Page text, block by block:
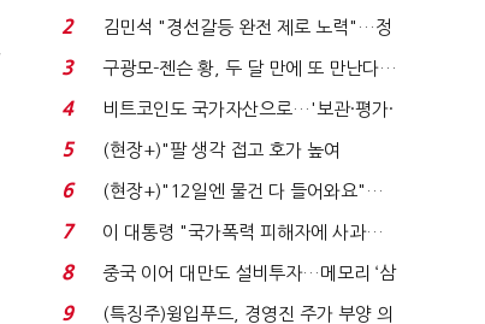
는 추가투표 때리기...
2
김민석 "경선갈등 완전 제로 노력"…정
청래 "반명 공세 사...
3
구광모-젠슨 황, 두 달 만에 또 만난다…
로봇·AI 등 논...
4
비트코인도 국가자산으로…'보관·평가·
처분' 기준은 ...
5
(현장+)"팔 생각 접고 호가 높여
요"…'덜 똘똘한 한 채' 20...
6
(현장+)"12일엔 물건 다 들어와요"…
빈 매대 채우며 문 연 ...
7
이 대통령 "국가폭력 피해자에 사과…
적극적 조사로 진...
8
중국 이어 대만도 설비투자…메모리 ‘삼
국전쟁’
9
(특징주)윙입푸드, 경영진 주가 부양 의